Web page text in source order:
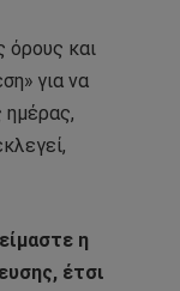
όρους και
για να
ημέρας,
η
έτσι